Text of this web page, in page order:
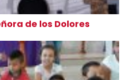
de los Dolores